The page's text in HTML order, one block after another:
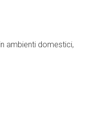
ambienti domestici,